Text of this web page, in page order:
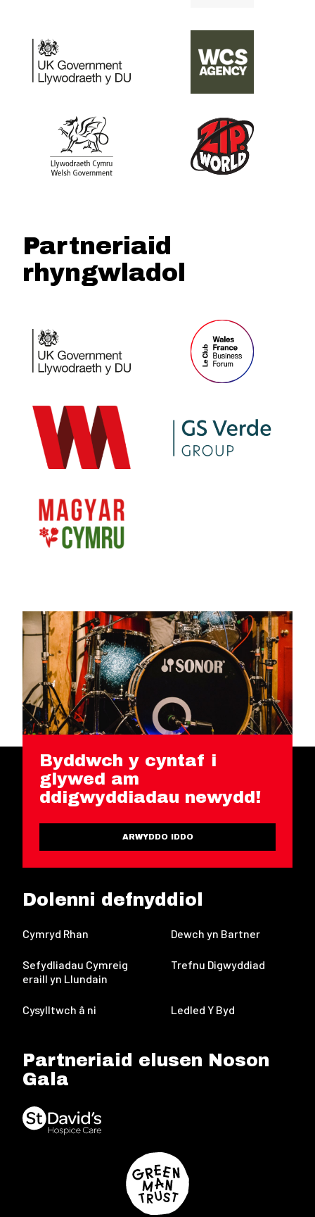
Partneriaid
rhyngwladol
Byddwch y cyntaf i
glywed am
ddigwyddiadau newydd!
ARWYDDO IDDO
Dolenni defnyddiol
Cymryd Rhan Dewch yn Bartner
Sefydliadau Cymreig
eraill yn Llundain
Trefnu Digwyddiad
Cysylltwch â ni Ledled Y Byd
Partneriaid elusen Noson
Gala